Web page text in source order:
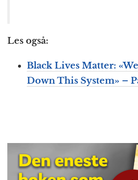
Les også:
Black Lives Matter:
Down This System» –